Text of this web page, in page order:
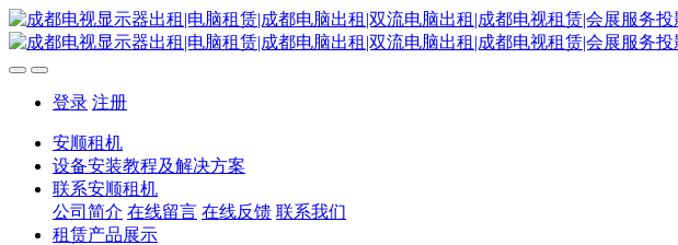
登录 注册
安顺租机
设备安装教程及解决方案
联系安顺租机
公司简介 在线留言 在线反馈 联系我们
租赁产品展示